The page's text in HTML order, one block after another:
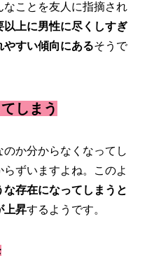
なことを友人に指摘され
以上に男性に尽くしすぎ
すい傾向にあるそうで
しまう
か分からなくなってし
ずいますよね。このよ
存在になってしまうと
上昇するようです。